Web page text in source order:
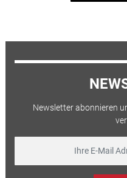
Newsletter abonnieren